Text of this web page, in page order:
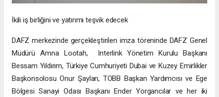
İkili iş birliğini ve yatırımı teşvik edecek
DAFZ merkezinde gerçekleştirilen imza töreninde DAFZ Genel
Müdürü Amna Lootah, Interlink Yönetim Kurulu Başkanı
Bessam Yıldırım, Türkiye Cumhuriyeti Dubai ve Kuzey Emirlikler
Başkonsolosu Onur Şaylan, TOBB Başkan Yardımcısı ve Ege
Bölgesi Sanayi Odası Başkanı Ender Yorgancılar ve her iki